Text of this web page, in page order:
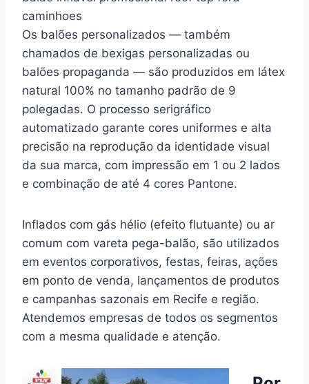
caminhoes
Os balões personalizados — também
chamados de bexigas personalizadas ou
balões propaganda — são produzidos em látex
natural 100% no tamanho padrão de 9
polegadas. O processo serigráfico
automatizado garante cores uniformes e alta
precisão na reprodução da identidade visual
da sua marca, com impressão em 1 ou 2 lados
e combinação de até 4 cores Pantone.
Inflados com gás hélio (efeito flutuante) ou ar
comum com vareta pega-balão, são utilizados
em eventos corporativos, festas, feiras, ações
em ponto de venda, lançamentos de produtos
e campanhas sazonais em Recife e região.
Atendemos empresas de todos os segmentos
com a mesma qualidade e atenção.